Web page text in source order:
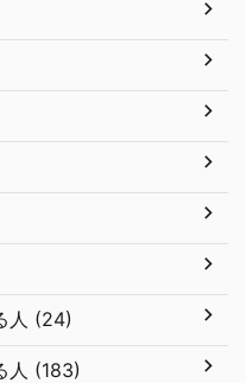
人 (24)
人 (183)